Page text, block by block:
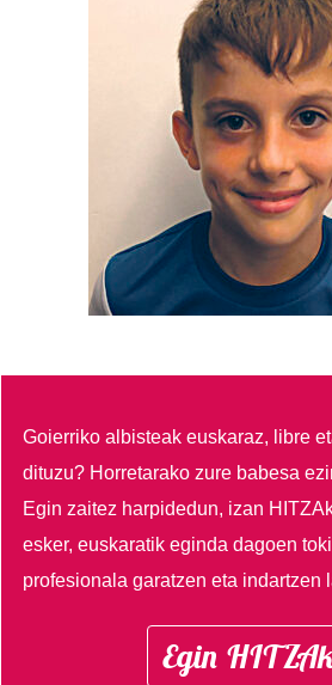
Goierriko albisteak euskaraz, libre
dituzu? Horretarako zure babesa
Egin zaitez harpidedun, izan
esker, euskaratik eginda dagoen
profesionala garatzen eta indartzen
Egin